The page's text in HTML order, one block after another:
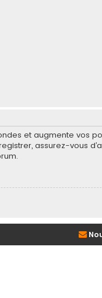
et augmente vos
assurez-vous